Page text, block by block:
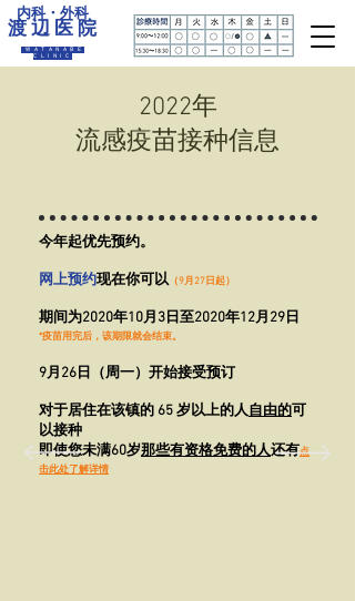
内科・外科
渡 辺 医 院
WATANABE
CLINIC
2022年
流感疫苗接种信息
​今年起优先预约。
网上预约现在你可以 （9月27日起）
​期间为2020年10月3日至2020年12月29日
*疫苗用完后，该期限就会结束。
9月26日（周一）开始接受预订
对于居住在该镇的 65 岁以上的人自由的可
以接种
即使您未满60岁那些有资格免费的人还有点
击此处了解详情